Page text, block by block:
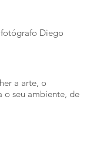
Diego
a arte, o
o seu ambiente, de